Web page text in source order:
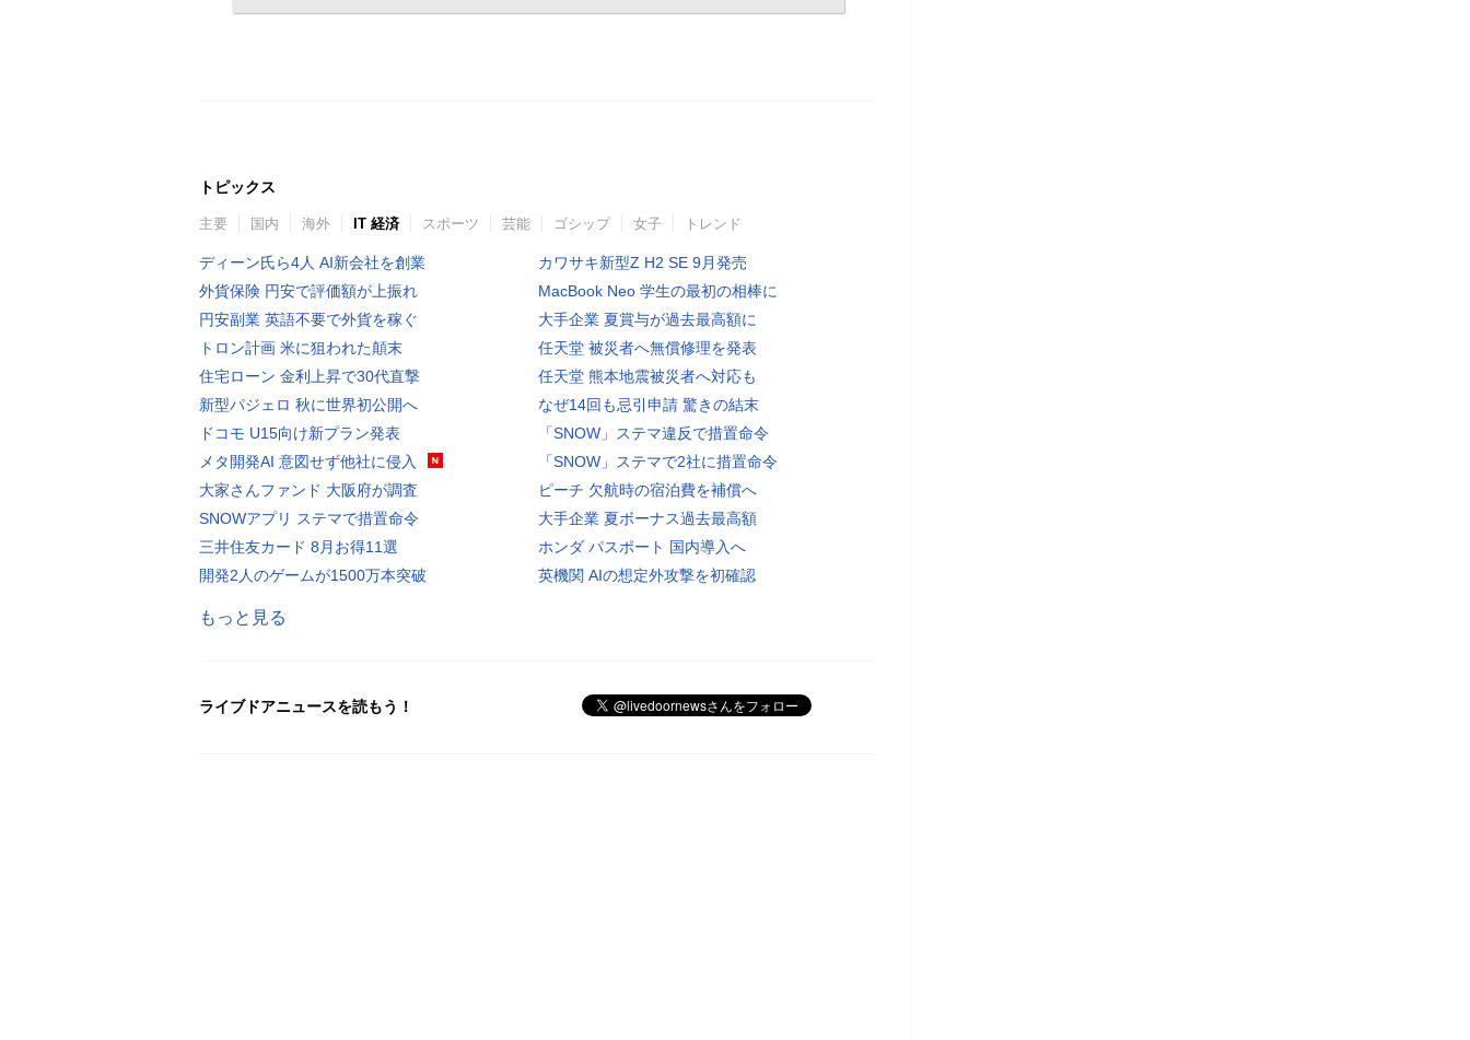
トピックス
主要 国内 海外 IT 経済 スポーツ 芸能 ゴシップ 女子 トレンド
ディーン氏ら4人 AI新会社を創業
外貨保険 円安で評価額が上振れ
円安副業 英語不要で外貨を稼ぐ
トロン計画 米に狙われた顛末
住宅ローン 金利上昇で30代直撃
新型パジェロ 秋に世界初公開へ
ドコモ U15向け新プラン発表
メタ開発AI 意図せず他社に侵入
大家さんファンド 大阪府が調査
SNOWアプリ ステマで措置命令
三井住友カード 8月お得11選
開発2人のゲームが1500万本突破
カワサキ新型Z H2 SE 9月発売
MacBook Neo 学生の最初の相棒に
大手企業 夏賞与が過去最高額に
任天堂 被災者へ無償修理を発表
任天堂 熊本地震被災者へ対応も
なぜ14回も忌引申請 驚きの結末
「SNOW」ステマ違反で措置命令
「SNOW」ステマで2社に措置命令
ピーチ 欠航時の宿泊費を補償へ
大手企業 夏ボーナス過去最高額
ホンダ パスポート 国内導入へ
英機関 AIの想定外攻撃を初確認
もっと見る
ライブドアニュースを読もう！